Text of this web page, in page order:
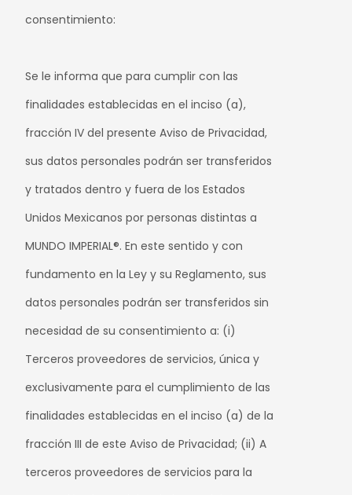
consentimiento:
Se le informa que para cumplir con las
finalidades establecidas en el inciso (a),
fracción IV del presente Aviso de Privacidad,
sus datos personales podrán ser transferidos
y tratados dentro y fuera de los Estados
Unidos Mexicanos por personas distintas a
MUNDO IMPERIAL®. En este sentido y con
fundamento en la Ley y su Reglamento, sus
datos personales podrán ser transferidos sin
necesidad de su consentimiento a: (i)
Terceros proveedores de servicios, única y
exclusivamente para el cumplimiento de las
finalidades establecidas en el inciso (a) de la
fracción III de este Aviso de Privacidad; (ii) A
terceros proveedores de servicios para la